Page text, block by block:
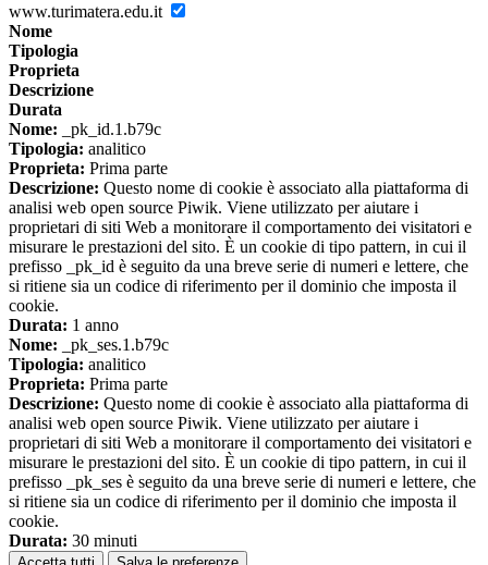
www.turimatera.edu.it
Nome
Tipologia
Proprieta
Descrizione
Durata
Nome: _pk_id.1.b79c
Tipologia: analitico
Proprieta: Prima parte
Descrizione: Questo nome di cookie è associato alla piattaforma di
analisi web open source Piwik. Viene utilizzato per aiutare i
proprietari di siti Web a monitorare il comportamento dei visitatori e
misurare le prestazioni del sito. È un cookie di tipo pattern, in cui il
prefisso _pk_id è seguito da una breve serie di numeri e lettere, che
si ritiene sia un codice di riferimento per il dominio che imposta il
cookie.
Durata: 1 anno
Nome: _pk_ses.1.b79c
Tipologia: analitico
Proprieta: Prima parte
Descrizione: Questo nome di cookie è associato alla piattaforma di
analisi web open source Piwik. Viene utilizzato per aiutare i
proprietari di siti Web a monitorare il comportamento dei visitatori e
misurare le prestazioni del sito. È un cookie di tipo pattern, in cui il
prefisso _pk_ses è seguito da una breve serie di numeri e lettere, che
si ritiene sia un codice di riferimento per il dominio che imposta il
cookie.
Durata: 30 minuti
Accetta tutti Salva le preferenze